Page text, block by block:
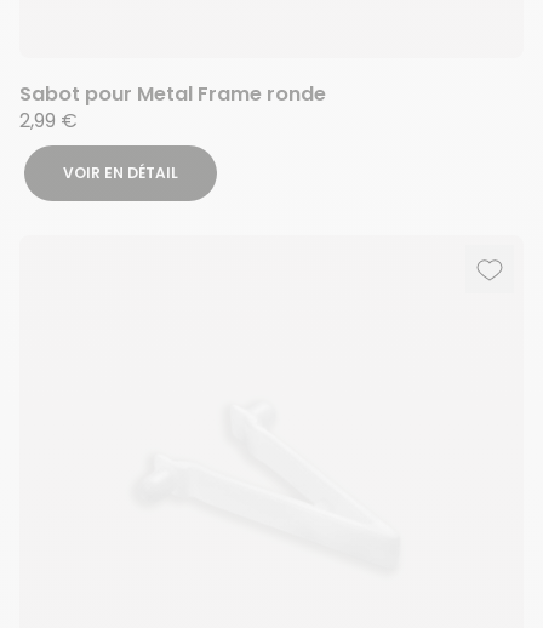
Sabot pour Metal Frame ronde
2,99 €
VOIR EN DÉTAIL